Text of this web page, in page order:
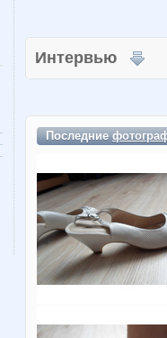
Интервью
Последние